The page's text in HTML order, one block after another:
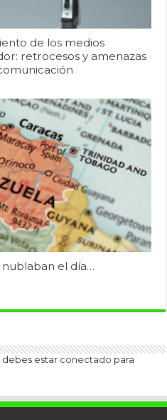
de los medios
retrocesos y amenazas
nublaban el día…
debes estar conectado para